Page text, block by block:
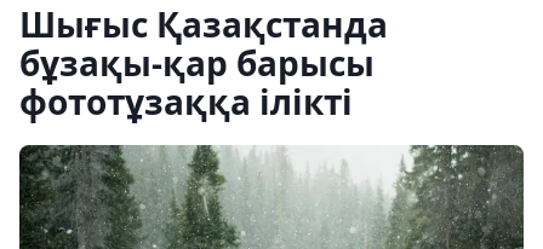
Шығыс Қазақстанда
бұзақы-қар барысы
фототұзаққа ілікті